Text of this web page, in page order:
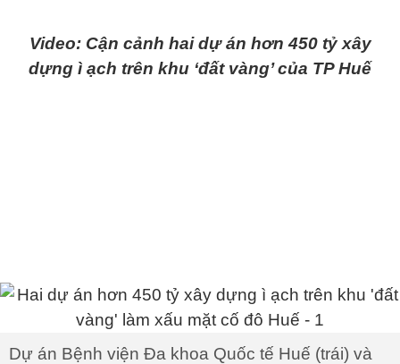
Video: Cận cảnh hai dự án hơn 450 tỷ xây
dựng ì ạch trên khu ‘đất vàng’ của TP Huế
Dự án Bệnh viện Đa khoa Quốc tế Huế (trái) và